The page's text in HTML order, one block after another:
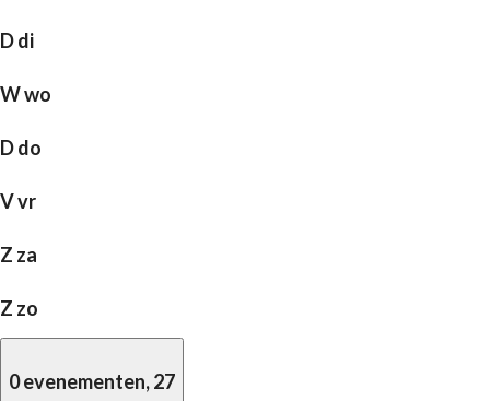
Ddi
Wwo
Ddo
Vvr
Z za
Z zo
0 evenementen,27